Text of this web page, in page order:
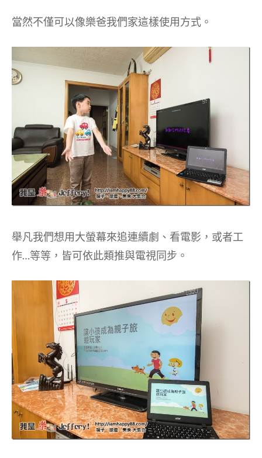
當然不僅可以像樂爸我們家這樣使用方式。
舉凡我們想用大螢幕來追連續劇、看電影，或者工
作…等等，皆可依此類推與電視同步。